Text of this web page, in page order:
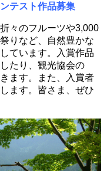
テスト作品募集
々のフルーツや3,000
りなど、自然豊かな
ています。入賞作品
たり、観光協会の
ます。また、入賞者
ます。皆さま、ぜひ